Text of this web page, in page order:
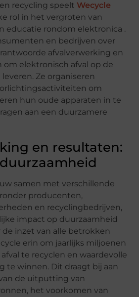
recycling speelt Wecycle
rol in het vergroten van
educatie rondom elektronica .
en bedrijven over
afvalverwerking en
elektronisch afval op de
Ze organiseren
om
hun oude apparaten in te
aan een duurzamere
en resultaten:
samen met verschillende
producenten,
en recyclingbedrijven,
impact op duurzaamheid
de inzet van alle betrokken
erin om jaarlijks miljoenen
te recyclen en waardevolle
te winnen. Dit draagt bij aan
de uitputting van
het voorkomen van